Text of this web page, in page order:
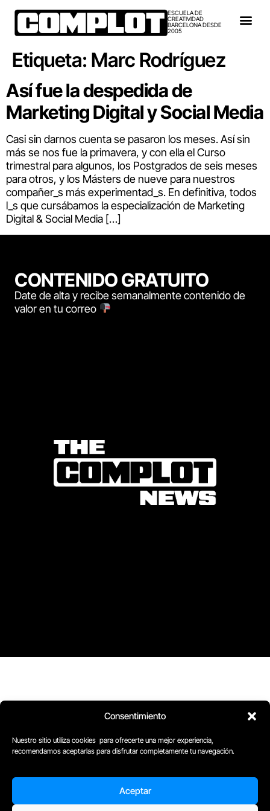
Consentimiento
Nuestro sitio utiliza cookies para ofrecerte una mejor experiencia,
recomendamos aceptarlas para disfrutar completamente tu navegación.
Aceptar
ESCUELA DE
CREATIVIDAD
BARCELONA DESDE
2005
Etiqueta: Marc Rodríguez
Así fue la despedida de
Marketing Digital y Social Media
Casi sin darnos cuenta se pasaron los meses. Así sin
más se nos fue la primavera, y con ella el Curso
trimestral para algunos, los Postgrados de seis meses
para otros, y los Másters de nueve para nuestros
compañer_s más experimentad_s. En definitiva, todos
l_s que cursábamos la especialización de Marketing
Digital & Social Media […]
CONTENIDO GRATUITO
Date de alta y recibe semanalmente contenido de
valor en tu correo